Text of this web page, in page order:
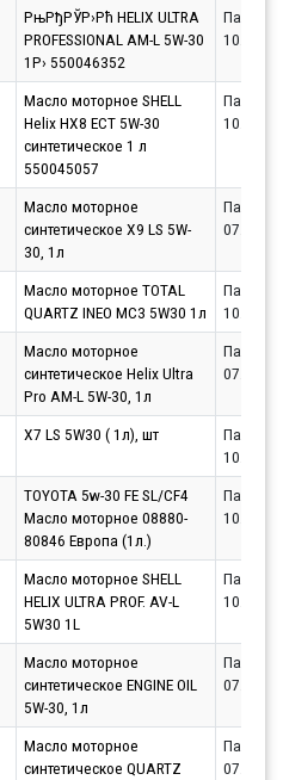
РњРђРЎР›Рћ HELIX ULTRA
PROFESSIONAL AM-L 5W-30
1Р› 550046352
Партнёр
Масло моторное SHELL
Helix HX8 ECT 5W-30
синтетическое 1 л
550045057
Партнёр
Масло моторное
синтетическое X9 LS 5W-
30, 1л
Партнёр
Масло моторное TOTAL
QUARTZ INEO MC3 5W30 1л
Партнёр
Масло моторное
синтетическое Helix Ultra
Pro AM-L 5W-30, 1л
Партнёр
X7 LS 5W30 ( 1л), шт
Партнёр
TOYOTA 5w-30 FE SL/CF4
Масло моторное 08880-
80846 Европа (1л.)
Партнёр
Масло моторное SHELL
HELIX ULTRA PROF. AV-L
5W30 1L
Партнёр
Масло моторное
синтетическое ENGINE OIL
5W-30, 1л
Партнёр
Масло моторное
синтетическое QUARTZ
Партнёр